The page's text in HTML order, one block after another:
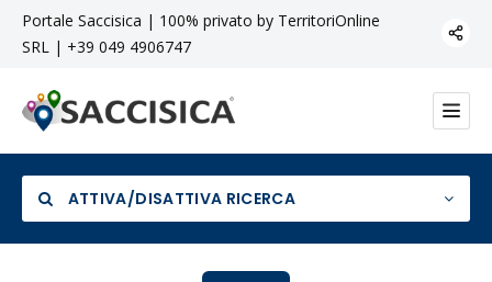
Portale Saccisica | 100% privato by TerritoriOnline
SRL | +39 049 4906747
ATTIVA/DISATTIVA RICERCA